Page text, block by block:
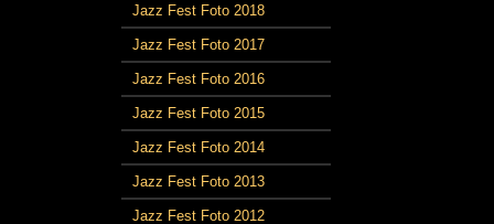
Jazz Fest Foto 2018
Jazz Fest Foto 2017
Jazz Fest Foto 2016
Jazz Fest Foto 2015
Jazz Fest Foto 2014
Jazz Fest Foto 2013
Jazz Fest Foto 2012